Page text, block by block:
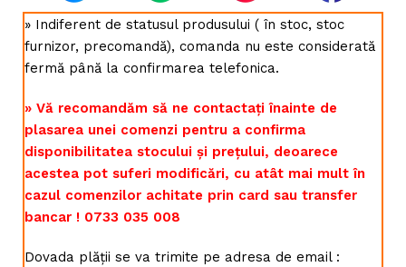
» Indiferent de statusul produsului ( în stoc, stoc
furnizor, precomandă), comanda nu este considerată
fermă până la confirmarea telefonica.
» Vă recomandăm să ne contactați înainte de
plasarea unei comenzi pentru a confirma
disponibilitatea stocului și prețului, deoarece
acestea pot suferi modificări, cu atât mai mult în
cazul comenzilor achitate prin card sau transfer
bancar ! 0733 035 008
Dovada plății se va trimite pe adresa de email :